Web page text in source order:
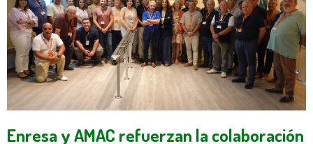
Enresa y AMAC refuerzan la colaboración